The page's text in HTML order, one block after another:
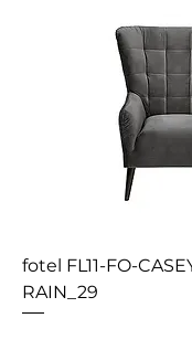
fotel FL11-FO-
RAIN_29